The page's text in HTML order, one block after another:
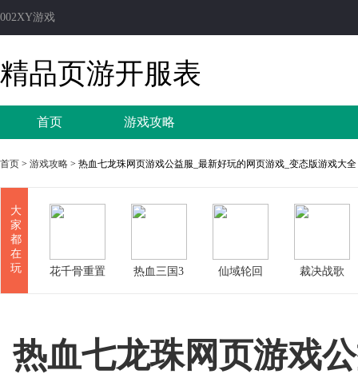
002XY游戏
精品页游开服表
首页 游戏攻略
首页 > 游戏攻略 > 热血七龙珠网页游戏公益服_最新好玩的网页游戏_变态版游戏大全
大
家
都
在
玩
花千骨重置
热血三国3 仙域轮回 裁决战歌
热血七龙珠网页游戏